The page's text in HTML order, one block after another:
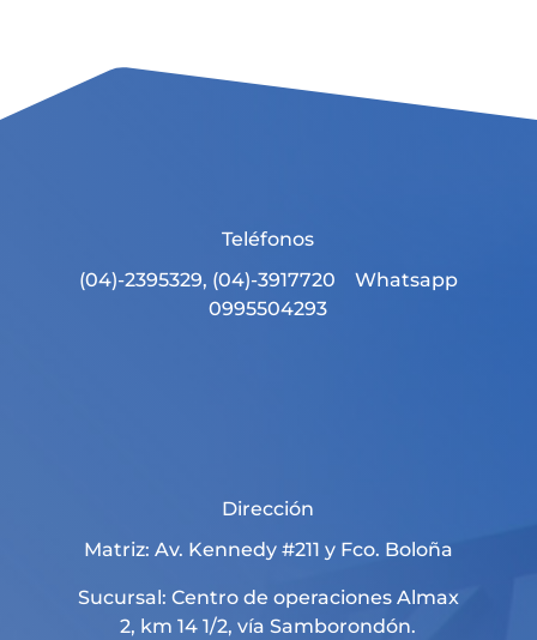
Teléfonos
(04)-2395329, (04)-3917720 Whatsapp
0995504293
Dirección
Matriz: Av. Kennedy #211 y Fco. Boloña
Sucursal: Centro de operaciones Almax
2, km 14 1/2, vía Samborondón.